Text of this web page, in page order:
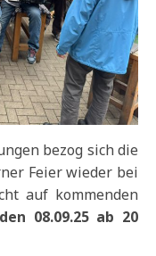
bezog sich die
Feier wieder bei
auf kommenden
08.09.25 ab 20